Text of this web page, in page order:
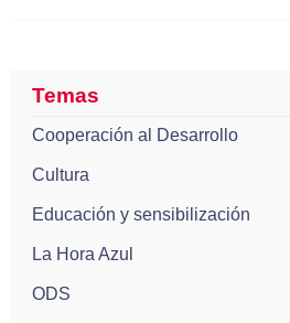
Temas
Cooperación al Desarrollo
Cultura
Educación y sensibilización
La Hora Azul
ODS